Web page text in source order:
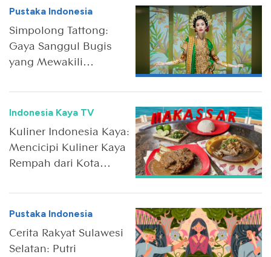
Pustaka Indonesia
Simpolong Tattong:
Gaya Sanggul Bugis
yang Mewakili
Kekuatan Wanita
Sulawesi Selatan
Indonesia Kaya TV
Kuliner Indonesia Kaya:
Mencicipi Kuliner Kaya
Rempah dari Kota
Pustaka Indonesia
Cerita Rakyat Sulawesi
Selatan: Putri